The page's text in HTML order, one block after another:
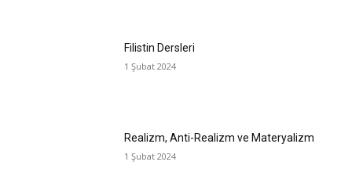
Filistin Dersleri
1 Şubat 2024
Realizm, Anti-Realizm ve Materyalizm
1 Şubat 2024